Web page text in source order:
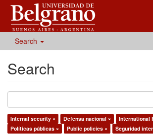
Search
Search
Internal security × Defensa nacional ×
International
Políticas públicas ×
Public policies × Seguridad